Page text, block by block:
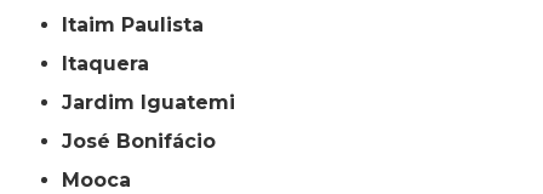
Itaim Paulista
Itaquera
Jardim Iguatemi
José Bonifácio
Mooca